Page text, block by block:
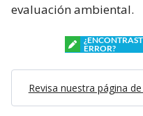
evaluación ambiental.
ERROR?
Revisa nuestra página